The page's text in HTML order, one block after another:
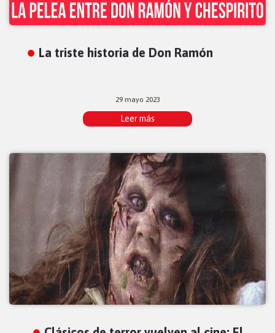
La triste historia de Don Ramón
29 mayo 2023
Leer más